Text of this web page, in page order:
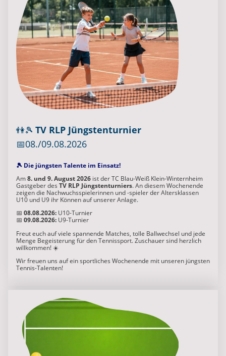
👫🎾 TV RLP Jüngstenturnier
📅08./09.08.2026
🎾 Die jüngsten Talente im Einsatz!
Am8. und 9. August 2026 ist der TC Blau-Weiß Klein-Winternheim
Gastgeber des TV RLP Jüngstenturniers. An diesem Wochenende
zeigen die Nachwuchsspielerinnen und -spieler der Altersklassen
U10 und U9 ihr Können auf unserer Anlage.
📅 08.08.2026: U10-Turnier
📅 09.08.2026: U9-Turnier
Freut euch auf viele spannende Matches, tolle Ballwechsel und jede
Menge Begeisterung für den Tennissport. Zuschauer sind herzlich
willkommen! ☀️
Wir freuen uns auf ein sportliches Wochenende mit unseren jüngsten
Tennis-Talenten!